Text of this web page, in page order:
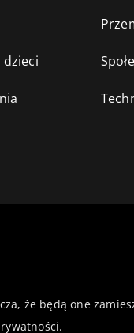
dzieci
że będą one
.